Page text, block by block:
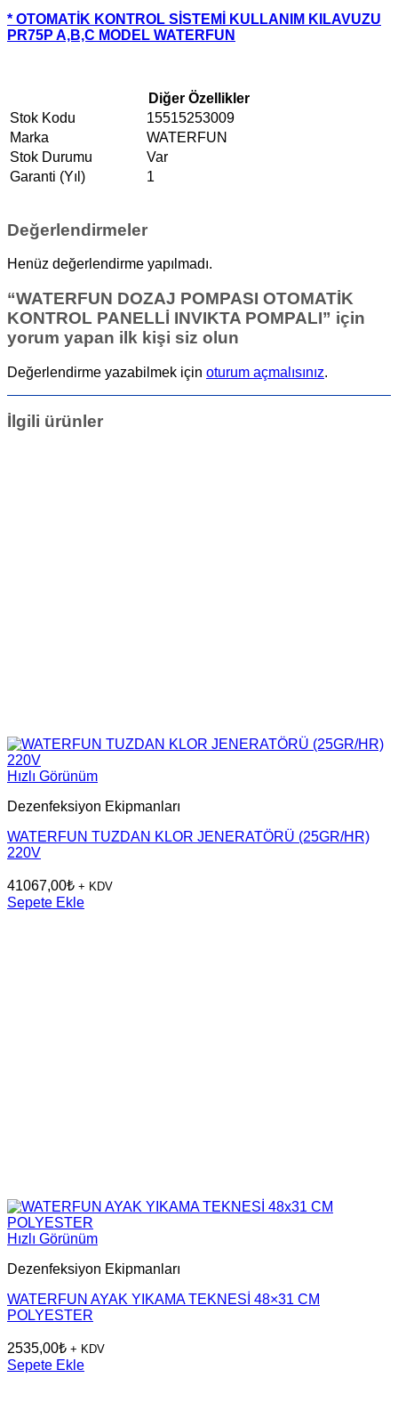
* OTOMATİK KONTROL SİSTEMİ KULLANIM KILAVUZU
PR75P A,B,C MODEL WATERFUN
Diğer Özellikler
Stok Kodu
15515253009
Marka
WATERFUN
Stok Durumu
Var
Garanti (Yıl)
1
Değerlendirmeler
Henüz değerlendirme yapılmadı.
“WATERFUN DOZAJ POMPASI OTOMATİK
KONTROL PANELLİ INVIKTA POMPALI” için
yorum yapan ilk kişi siz olun
Değerlendirme yazabilmek için oturum açmalısınız.
İlgili ürünler
Hızlı Görünüm
Dezenfeksiyon Ekipmanları
WATERFUN TUZDAN KLOR JENERATÖRÜ (25GR/HR)
220V
41067,00₺ + KDV
Sepete Ekle
Hızlı Görünüm
Dezenfeksiyon Ekipmanları
WATERFUN AYAK YIKAMA TEKNESİ 48×31 CM
POLYESTER
2535,00₺ + KDV
Sepete Ekle